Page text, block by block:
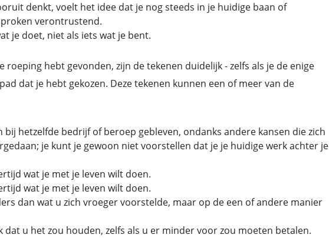
denkt, voelt het idee dat je nog steeds in je huidige baan of
verontrustend.
je doet, niet als iets wat je bent.
roeping hebt gevonden, zijn de tekenen duidelijk - zelfs als je de enige
dat je hebt gekozen. Deze tekenen kunnen een of meer van de
bij hetzelfde bedrijf of beroep gebleven, ondanks andere kansen die zich
je kunt je gewoon niet voorstellen dat je je huidige werk achter je
wat je met je leven wilt doen.
wat je met je leven wilt doen.
dan wat u zich vroeger voorstelde, maar op de een of andere manier
dat u het zou houden, zelfs als u er minder voor zou moeten betalen.